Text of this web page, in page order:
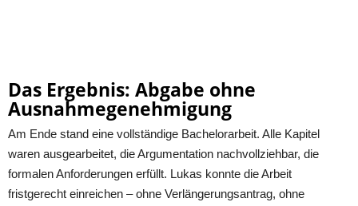
Das Ergebnis: Abgabe ohne
Ausnahmegenehmigung
Am Ende stand eine vollständige Bachelorarbeit. Alle Kapitel
waren ausgearbeitet, die Argumentation nachvollziehbar, die
formalen Anforderungen erfüllt. Lukas konnte die Arbeit
fristgerecht einreichen – ohne Verlängerungsantrag, ohne